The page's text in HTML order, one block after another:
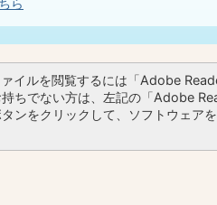
ら
ァイルを閲覧するには「Adobe
ちでない方は、左記の「Adobe
ンをクリックして、ソフトウェア